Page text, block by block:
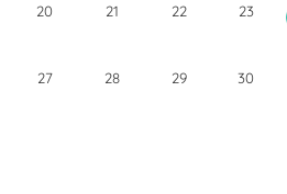
20 21 22 23
27 28 29 30